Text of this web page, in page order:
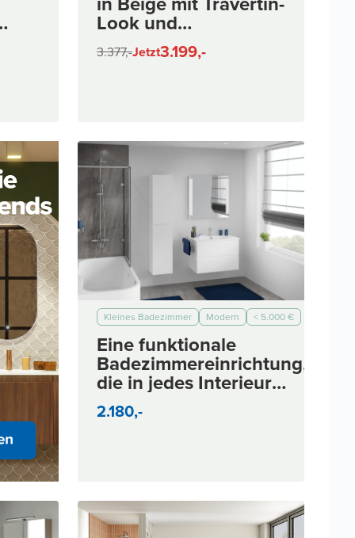
Look und
Chromakzenten
3.377,-Jetzt3.199,-
Kleines Badezimmer Modern
< 5.000 €
< 7.000 €
< 10.000 €
Eine funktionale
Badezimmereinrichtung,
die in jedes Interieur
passt
2.180,-